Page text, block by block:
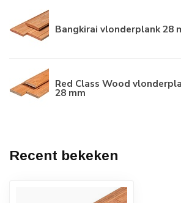
Bangkirai vlonderplank 28
Red Class Wood
28 mm
Recent bekeken